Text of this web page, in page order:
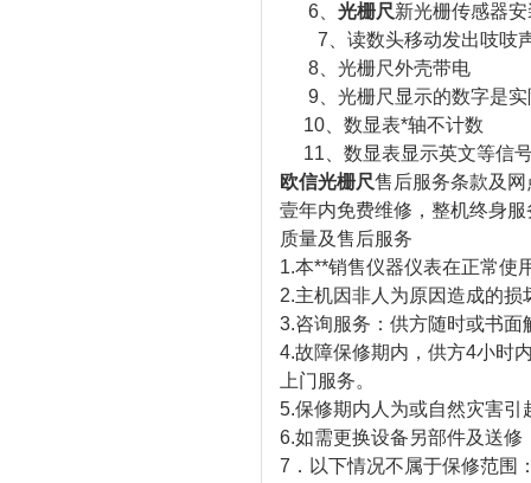
6、 光栅尺新光栅传感器
7、读数头移动发出吱吱
8、光栅尺外壳带电
9、光栅尺显示的数字是实
10、数显表*轴不计数
11、数显表显示英文等信
欧信光栅尺售后服务条款及网
壹年内免费维修，整机终身服
质量及售后服务
1.本**销售仪器仪表在正常使
2.主机因非人为原因造成的
3.咨询服务：供方随时或书面
4.故障保修期内，供方4小时
上门服务。
5.保修期内人为或自然灾害
6.如需更换设备另部件及送修
7．以下情况不属于保修范围